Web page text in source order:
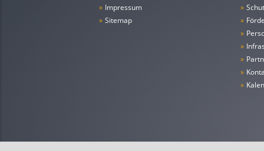
» Impressum
» Sitemap
»
»
»
»
»
»
»